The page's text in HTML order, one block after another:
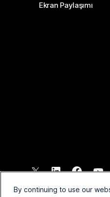
Ekran Paylaşımı
2026 Cisco ve/veya bağlı
By continuing to use our